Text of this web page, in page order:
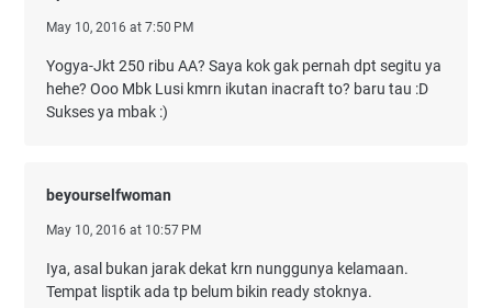
May 10, 2016 at 7:50 PM
Yogya-Jkt 250 ribu AA? Saya kok gak pernah dpt segitu ya
hehe? Ooo Mbk Lusi kmrn ikutan inacraft to? baru tau :D
Sukses ya mbak :)
beyourselfwoman
May 10, 2016 at 10:57 PM
Iya, asal bukan jarak dekat krn nunggunya kelamaan.
Tempat lisptik ada tp belum bikin ready stoknya.